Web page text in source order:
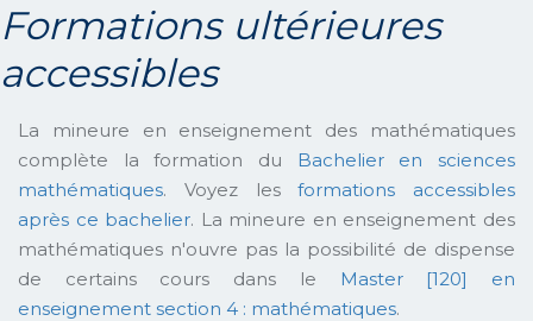
Formations ultérieures
accessibles
La mineure en enseignement des mathématiques
complète la formation du Bachelier en sciences
mathématiques. Voyez lesformations accessibles
après ce bachelier. La mineure en enseignement des
mathématiques n'ouvre pas la possibilité de dispense
de certains cours dans le Master [120] en
enseignement section 4 : mathématiques.